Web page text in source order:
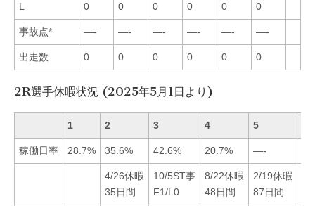
L 0 0 0 0 0 0
事故点* —- —- —- —- —- —-
出走数 0 0 0 0 0 0
2R選手休暇状況 (2025年5月1日より)
1 2 3 4 5
稼働日率 28.7% 35.6% 42.6% 20.7% —-
4/26休暇
35日間
10/5ST事
F1/L0
8/22休暇
48日間
2/19休暇
87日間